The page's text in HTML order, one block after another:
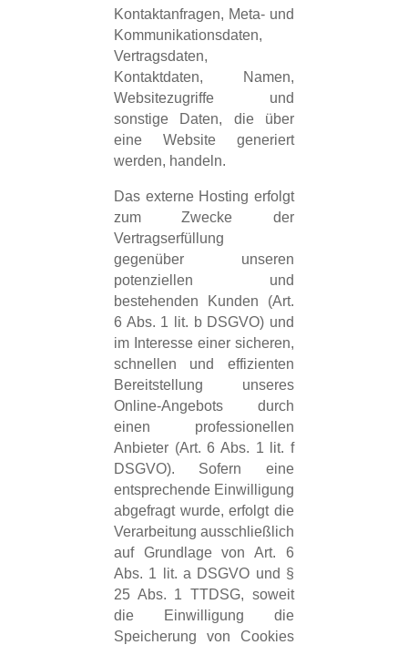
Kontaktanfragen, Meta- und
Kommunikationsdaten,
Vertragsdaten,
Kontaktdaten, Namen,
Websitezugriffe und
sonstige Daten, die über
eine Website generiert
werden, handeln.
Das externe Hosting erfolgt
zum Zwecke der
Vertragserfüllung
gegenüber unseren
potenziellen und
bestehenden Kunden (Art.
6 Abs. 1 lit. b DSGVO) und
im Interesse einer sicheren,
schnellen und effizienten
Bereitstellung unseres
Online-Angebots durch
einen professionellen
Anbieter (Art. 6 Abs. 1 lit. f
DSGVO). Sofern eine
entsprechende Einwilligung
abgefragt wurde, erfolgt die
Verarbeitung ausschließlich
auf Grundlage von Art. 6
Abs. 1 lit. a DSGVO und §
25 Abs. 1 TTDSG, soweit
die Einwilligung die
Speicherung von Cookies